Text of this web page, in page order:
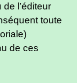
l’éditeur
toute
de ces